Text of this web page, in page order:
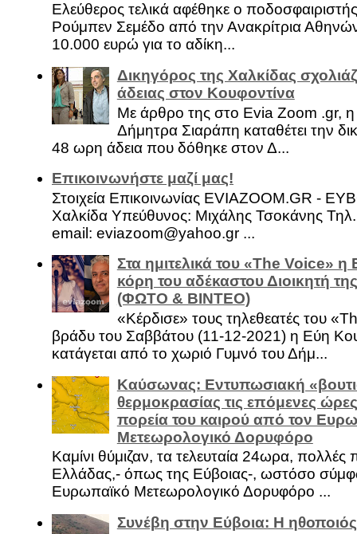
Ελεύθερος τελικά αφέθηκε ο
Ρούμπεν Σεμέδο από την Ανακρίτρια
10.000 ευρώ για το αδίκη...
Δικηγόρος της Χαλκίδας
άδειας στον Κουφοντίνα
Με άρθρο της στο Evia Zoom .gr,
Δήμητρα Σιαράπη καταθέτει την
48 ωρη άδεια που δόθηκε στον Δ...
Επικοινωνήστε μαζί μας!
Στοιχεία Επικοινωνίας EVIAZOOM.GR -
Χαλκίδα Υπεύθυνος: Μιχάλης Τσοκάνης
email: eviazoom@yahoo.gr ...
Στα ημιτελικά του «The Voice»
κόρη του αδέκαστου Διοικητή
(ΦΩΤΟ & ΒΙΝΤΕΟ)
«Κέρδισε» τους τηλεθεατές του
βράδυ του Σαββάτου (11-12-2021) η Εύη
κατάγεται από το χωριό Γυμνό του Δήμ...
Καύσωνας: Εντυπωσιακή
θερμοκρασίας τις επόμενες
πορεία του καιρού από τον
Μετεωρολογικό Δορυφόρο
Καμίνι θύμιζαν, τα τελευταία 24ωρα, πολλές
Ελλάδας,- όπως της Εύβοιας-, ωστόσο
Ευρωπαϊκό Μετεωρολογικό Δορυφόρο ...
Συνέβη στην Εύβοια: Η